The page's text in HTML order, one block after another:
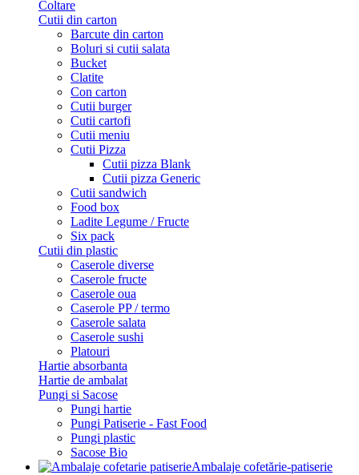
Coltare
Cutii din carton
Barcute din carton
Boluri si cutii salata
Bucket
Clatite
Con carton
Cutii burger
Cutii cartofi
Cutii meniu
Cutii Pizza
Cutii pizza Blank
Cutii pizza Generic
Cutii sandwich
Food box
Ladite Legume / Fructe
Six pack
Cutii din plastic
Caserole diverse
Caserole fructe
Caserole oua
Caserole PP / termo
Caserole salata
Caserole sushi
Platouri
Hartie absorbanta
Hartie de ambalat
Pungi si Sacose
Pungi hartie
Pungi Patiserie - Fast Food
Pungi plastic
Sacose Bio
Ambalaje cofetărie-patiserie